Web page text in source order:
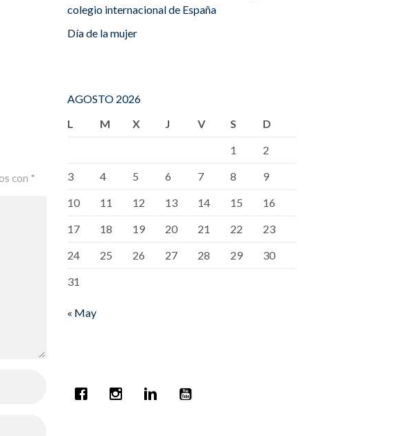
con *
colegio internacional de España
Día de la mujer
AGOSTO 2026
L
M X J V S
D
1
2
3
4 5 6 7 8
9
10
11 12 13 14 15
16
17
18 19 20 21 22
23
24
25 26 27 28 29
30
31
« May